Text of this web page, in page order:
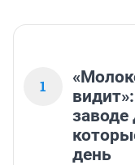
1
день